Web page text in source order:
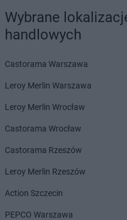
Wybrane
handlowych
Castorama Warszawa
Leroy Merlin Warszawa
Leroy Merlin Wrocław
Castorama Wrocław
Castorama Rzeszów
Leroy Merlin Rzeszów
Action Szczecin
PEPCO Warszawa